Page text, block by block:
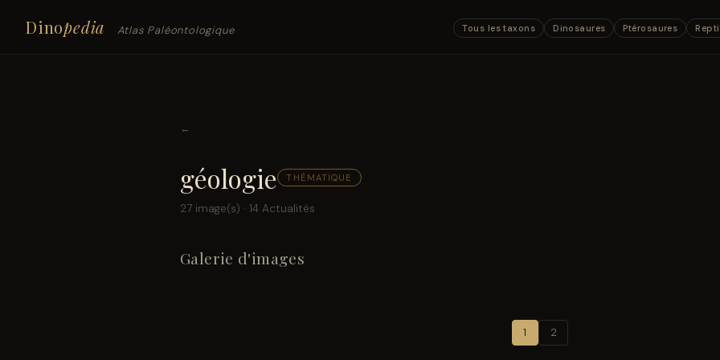
Dinopedia Atlas Paléontologique Tous les taxons Dinosaures Ptérosaures
←
géologie THÉMATIQUE
27 image(s) · 14 Actualités
Galerie d'images
1 2